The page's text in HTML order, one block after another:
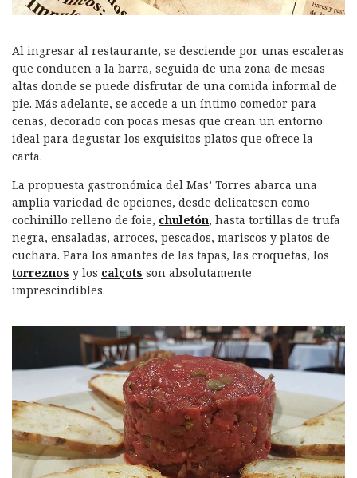
Al ingresar al restaurante, se desciende por unas escaleras
que conducen a la barra, seguida de una zona de mesas
altas donde se puede disfrutar de una comida informal de
pie. Más adelante, se accede a un íntimo comedor para
cenas, decorado con pocas mesas que crean un entorno
ideal para degustar los exquisitos platos que ofrece la
carta.
La propuesta gastronómica del Mas’ Torres abarca una
amplia variedad de opciones, desde delicatesen como
cochinillo relleno de foie, chuletón, hasta tortillas de trufa
negra, ensaladas, arroces, pescados, mariscos y platos de
cuchara. Para los amantes de las tapas, las croquetas, los
torreznos y los calçots son absolutamente
imprescindibles.